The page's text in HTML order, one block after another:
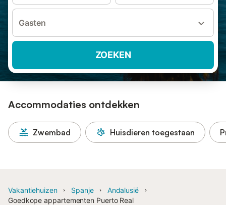
Gasten
ZOEKEN
Accommodaties ontdekken
Zwembad Huisdieren toegestaan
Vakantiehuizen Spanje
Andalusië
Goedkope appartementen Puerto Real